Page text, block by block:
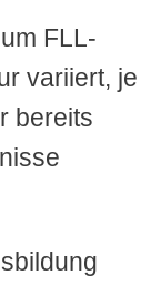
FLL-
variiert, je
bereits